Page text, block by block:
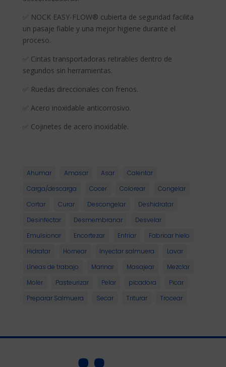
✅ NOCK EASY-FLOW® cubierta de seguridad facilita
un pasaje fiable y una mejor higiene durante el
proceso.
✅ Cintas transportadoras retirables dentro de
segundos sin herramientas.
✅ Ruedas direccionales con frenos.
✅ Acero inoxidable anticorrosivo.
✅ Cojinetes de acero inoxidable.
Ahumar Amasar Asar
Calentar
Carga/descarga
Cocer Colorear
Congelar
Cortar
Curar Descongelar
Deshidratar
Desinfectar
Desmembranar
Desvelar
Emulsionar
Encortezar Enfriar
Fabricar hielo
Hidratar
Hornear Inyectar salmuera
Lavar
Líneas de trabajo
Marinar Masajear
Mezclar
Moler
Pasteurizar Pelar picadora
Picar
Preparar Salmuera
Secar Triturar Trocear